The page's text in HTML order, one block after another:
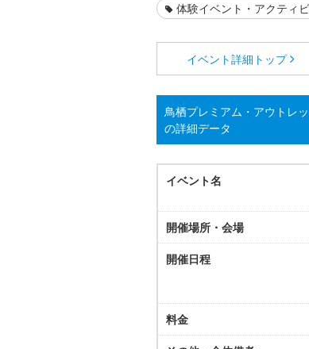
体験イベント・アクティ
イベント詳細 トップ
鳥栖プレミアム・アウトレ
の詳細データ
イベント名
開催場所・会場
開催日程
料金